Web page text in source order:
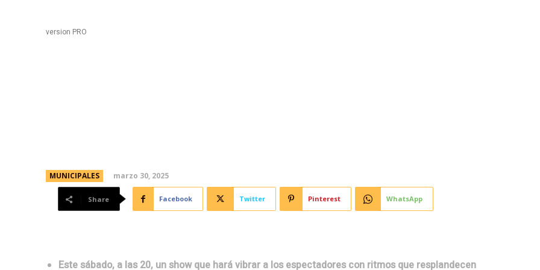
version PRO
MUNICIPALES marzo 30, 2025
Share Facebook Twitter Pinterest WhatsApp
Este sábado, a las 20, un show que hará vibrar a los espectadores con ritmos que resplandecen